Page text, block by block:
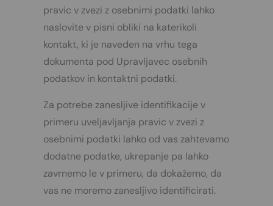
pravic v zvezi z osebnimi podatki lahko
naslovite v pisni obliki na katerikoli
kontakt, ki je naveden na vrhu tega
dokumenta pod Upravljavec osebnih
podatkov in kontaktni podatki.
Za potrebe zanesljive identifikacije v
primeru uveljavljanja pravic v zvezi z
osebnimi podatki lahko od vas zahtevamo
dodatne podatke, ukrepanje pa lahko
zavrnemo le v primeru, da dokažemo, da
vas ne moremo zanesljivo identificirati.